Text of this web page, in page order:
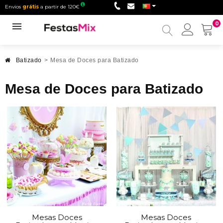
Envios grátis a partir de 120€
0
Minha
Batizado > Mesa de Doces para Batizado
Mesa de Doces para Batizado
Mesas Doces
Mesas Doces